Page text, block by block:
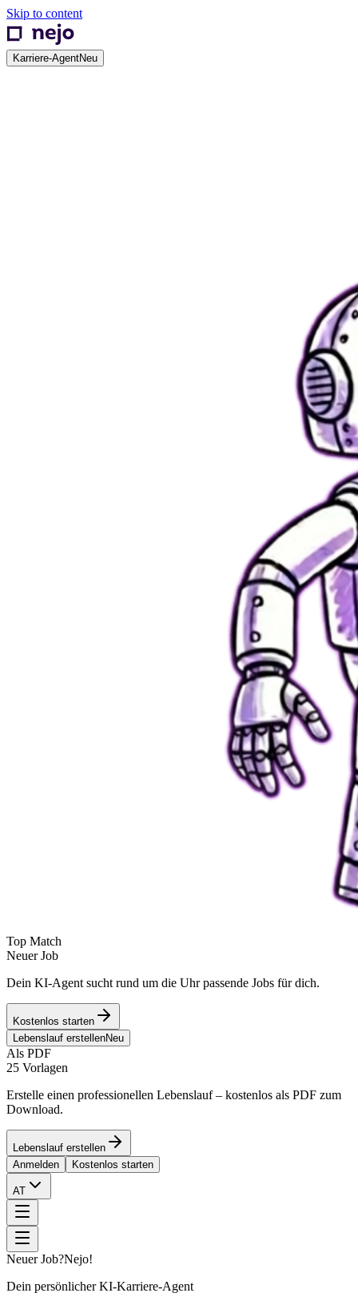
Skip to content
Karriere-AgentNeu
Top Match
Neuer Job
Dein KI-Agent sucht rund um die Uhr passende Jobs für dich.
Kostenlos starten
Lebenslauf erstellenNeu
Als PDF
25 Vorlagen
Erstelle einen professionellen Lebenslauf – kostenlos als PDF zum
Download.
Lebenslauf erstellen
Anmelden
Kostenlos starten
AT
Neuer Job?Nejo!
Dein persönlicher KI-Karriere-Agent